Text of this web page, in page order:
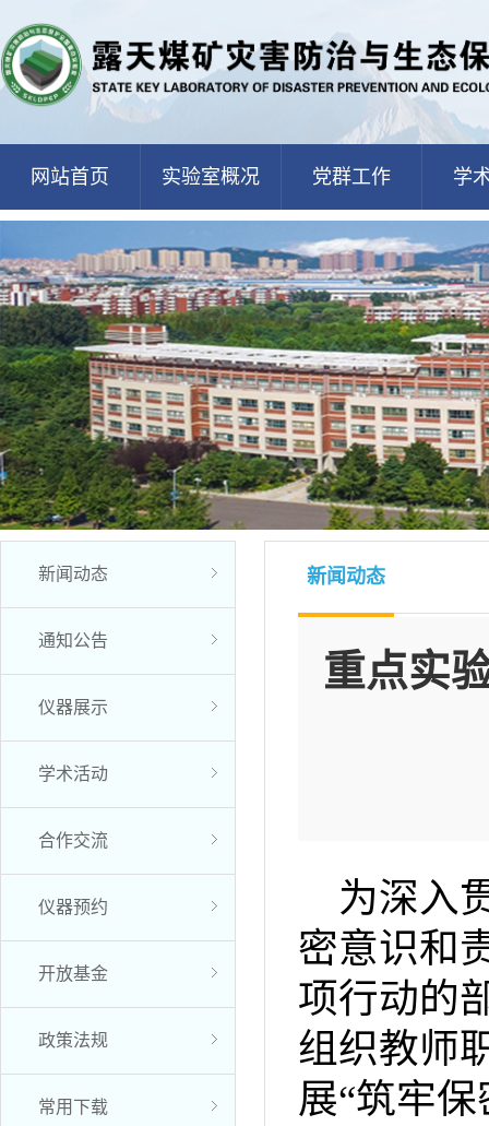
网站首页 实验室概况 党群工作 学
新闻动态
通知公告
仪器展示
学术活动
合作交流
仪器预约
开放基金
政策法规
常用下载
新闻动态
重点实
为深入
密意识和
项行动的
组织教师
展“筑牢